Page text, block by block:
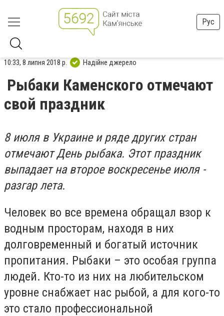
Рус
10:33, 8 липня 2018 р. Надійне джерело
Рыбаки Каменского отмечают
свой праздник
8 июля в Украине и ряде других стран
отмечают День рыбака. Этот праздник
выпадает на второе воскресенье июля -
разгар лета.
Человек во все времена обращал взор к
водным просторам, находя в них
долговременный и богатый источник
пропитания. Рыбаки – это особая группа
людей. Кто-то из них на любительском
уровне снабжает нас рыбой, а для кого-то
это стало профессиональной